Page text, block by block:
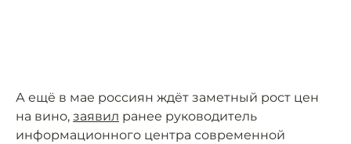
А ещё в мае россиян ждёт заметный рост цен
на вино, заявил ранее руководитель
информационного центра современной